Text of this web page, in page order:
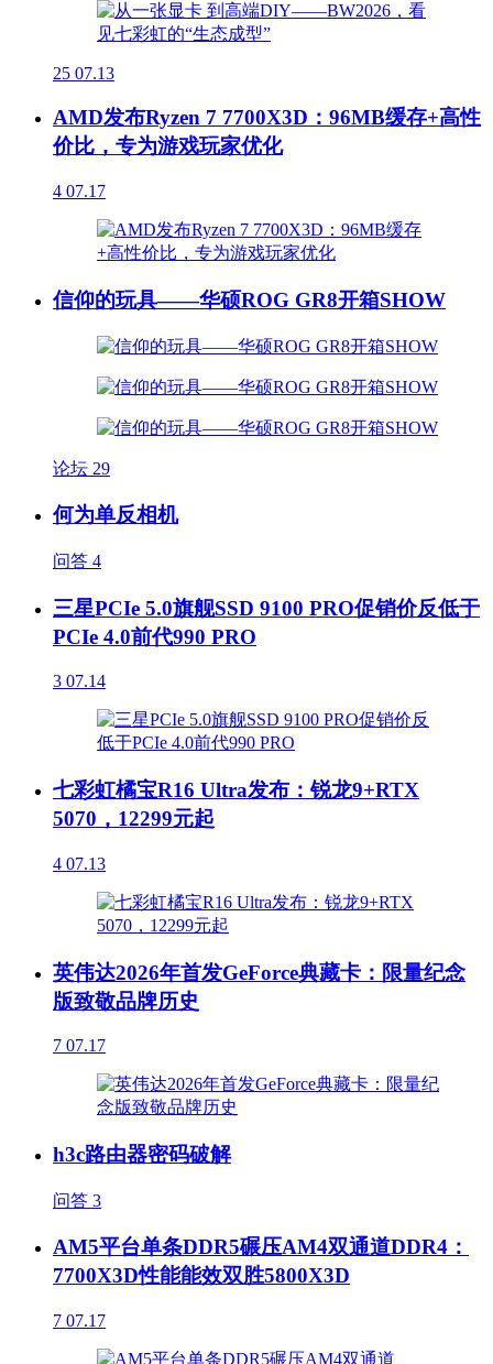
25 07.13
AMD发布Ryzen 7 7700X3D：96MB缓存+高性
价比，专为游戏玩家优化
4 07.17
信仰的玩具——华硕ROG GR8开箱SHOW
论坛 29
何为单反相机
问答 4
三星PCIe 5.0旗舰SSD 9100 PRO促销价反低于
PCIe 4.0前代990 PRO
3 07.14
七彩虹橘宝R16 Ultra发布：锐龙9+RTX
5070，12299元起
4 07.13
英伟达2026年首发GeForce典藏卡：限量纪念
版致敬品牌历史
7 07.17
h3c路由器密码破解
问答 3
AM5平台单条DDR5碾压AM4双通道DDR4：
7700X3D性能能效双胜5800X3D
7 07.17